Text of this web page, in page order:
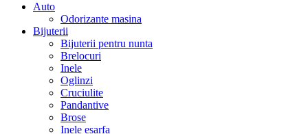
Auto
Odorizante masina
Bijuterii
Bijuterii pentru nunta
Brelocuri
Inele
Oglinzi
Cruciulite
Pandantive
Brose
Inele esarfa